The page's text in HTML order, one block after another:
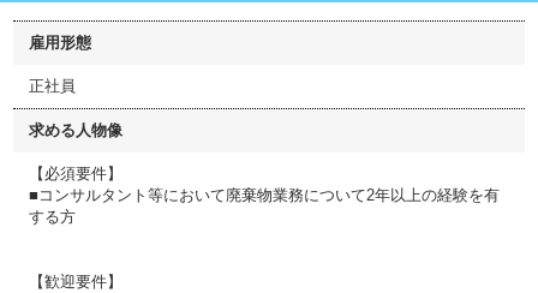
雇用形態
正社員
求める人物像
【必須要件】
■コンサルタント等において廃棄物業務について2年以上の経験を有
する方
【歓迎要件】